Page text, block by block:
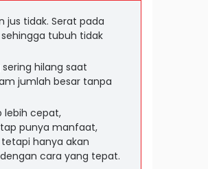
jus tidak. Serat pada
tubuh tidak
hilang saat
jumlah besar tanpa
lebih cepat,
punya manfaat,
hanya akan
cara yang tepat.